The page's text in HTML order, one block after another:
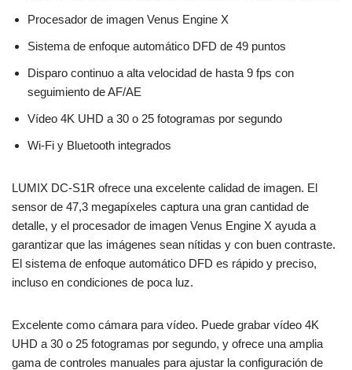
Procesador de imagen Venus Engine X
Sistema de enfoque automático DFD de 49 puntos
Disparo continuo a alta velocidad de hasta 9 fps con
seguimiento de AF/AE
Vídeo 4K UHD a 30 o 25 fotogramas por segundo
Wi-Fi y Bluetooth integrados
LUMIX DC-S1R ofrece una excelente calidad de imagen. El
sensor de 47,3 megapíxeles captura una gran cantidad de
detalle, y el procesador de imagen Venus Engine X ayuda a
garantizar que las imágenes sean nítidas y con buen contraste.
El sistema de enfoque automático DFD es rápido y preciso,
incluso en condiciones de poca luz.
Excelente como cámara para vídeo. Puede grabar vídeo 4K
UHD a 30 o 25 fotogramas por segundo, y ofrece una amplia
gama de controles manuales para ajustar la configuración de